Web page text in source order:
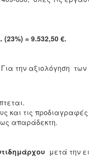
(23%) = 9.532,50 €.
Για την αξιολόγηση
και τις
απαράδεκτη.
μετά την